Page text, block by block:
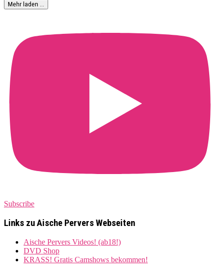
Mehr laden …
Subscribe
Links zu Aische Pervers Webseiten
Aische Pervers Videos! (ab18!)
DVD Shop
KRASS! Gratis Camshows bekommen!